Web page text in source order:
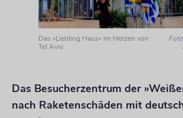
Das »Liebling Haus« im Herzen von
Tel Aviv
Das Besucherzentrum der
nach Raketenschäden mit